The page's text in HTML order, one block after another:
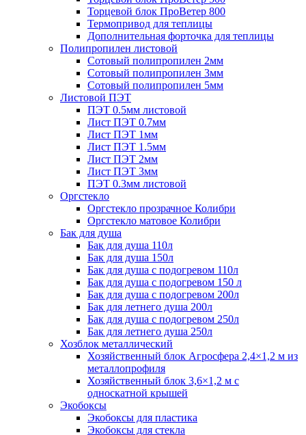
Торцевой блок ПроВетер 800
Термопривод для теплицы
Дополнительная форточка для теплицы
Полипропилен листовой
Сотовый полипропилен 2мм
Сотовый полипропилен 3мм
Сотовый полипропилен 5мм
Листовой ПЭТ
ПЭТ 0.5мм листовой
Лист ПЭТ 0.7мм
Лист ПЭТ 1мм
Лист ПЭТ 1.5мм
Лист ПЭТ 2мм
Лист ПЭТ 3мм
ПЭТ 0.3мм листовой
Оргстекло
Оргстекло прозрачное Колибри
Оргстекло матовое Колибри
Бак для душа
Бак для душа 110л
Бак для душа 150л
Бак для душа с подогревом 110л
Бак для душа с подогревом 150 л
Бак для душа с подогревом 200л
Бак для летнего душа 200л
Бак для душа с подогревом 250л
Бак для летнего душа 250л
Хозблок металлический
Хозяйственный блок Агросфера 2,4×1,2 м из
металлопрофиля
Хозяйственный блок 3,6×1,2 м с
односкатной крышей
Экобоксы
Экобоксы для пластика
Экобоксы для стекла